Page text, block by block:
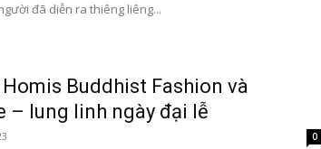
đã diễn ra thiêng liêng...
Buddhist Fashion và
– lung linh ngày đại lễ
0